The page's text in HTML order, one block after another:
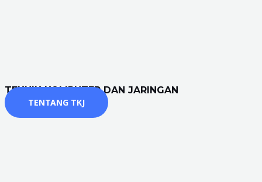
TEKNIK KOMPUTER DAN JARINGAN
TENTANG TKJ